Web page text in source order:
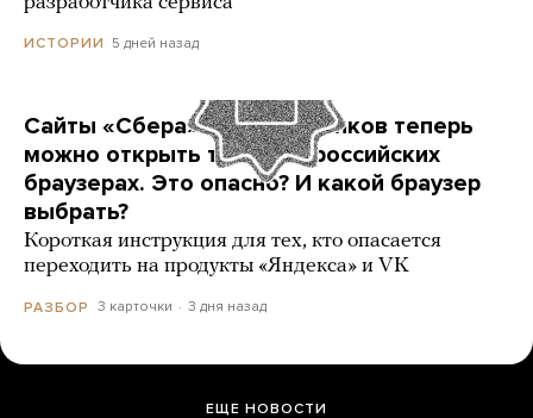
ИСТОРИИ 5 дней назад
Сайты «Сбера» и других банков теперь
можно открыть только в российских
браузерах. Это опасно? И какой браузер
выбрать?
Короткая инструкция для тех, кто опасается
переходить на продукты «Яндекса» и VK
РАЗБОР 3 карточки 3 дня назад
ЕЩЕ НОВОСТИ